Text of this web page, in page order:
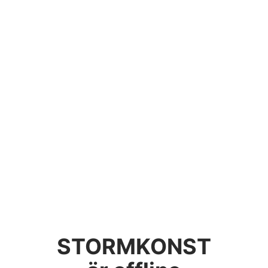
STORMKONST